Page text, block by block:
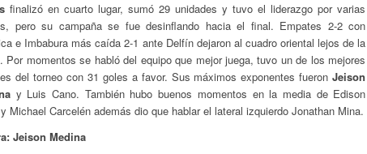
finalizó en cuarto lugar, sumó 29 unidades y tuvo el liderazgo por varias
pero su campaña se fue desinflando hacia el final. Empates 2-2 con
e Imbabura más caída 2-1 ante Delfín dejaron al cuadro oriental lejos de la
Por momentos se habló del equipo que mejor juega, tuvo un de los mejores
del torneo con 31 goles a favor. Sus máximos exponentes fueronJeison
y Luis Cano. También hubo buenos momentos en la media de Edison
Michael Carcelén además dio que hablar el lateral izquierdo Jonathan Mina.
Jeison Medina